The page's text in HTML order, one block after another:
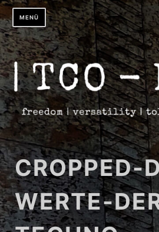
Zum
Inhalt
springen
MENÜ
CROPPED-
WERTE-